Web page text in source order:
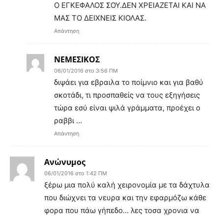
Ο ΕΓΚΕΦΑΛΟΣ ΣΟΥ.ΔΕΝ ΧΡΕΙΑΖΕΤΑΙ ΚΑΙ ΝΑ
ΜΑΣ ΤΟ ΔΕΙΧΝΕΙΣ ΚΙΟΛΑΣ.
Απάντηση
ΝΕΜΕΣΙΚΟΣ
06/01/2016 στο 3:56 ΠΜ
διψάει για εβραιλα το ποίμνιο και για βαθύ
σκοτάδι, τι προσπαθείς να τους εξηγήσεις
τώρα εσύ είναι ψιλά γράμματα, προέχει ο
ραββι …
Απάντηση
Ανώνυμος
06/01/2016 στο 1:42 ΠΜ
ξέρω μια πολύ καλή χειρονομία με τα δάχτυλα
που διώχνει τα νευρα και την εφαρμόζω κάθε
φορα που πάω γήπεδο… λες τοσα χρονια να